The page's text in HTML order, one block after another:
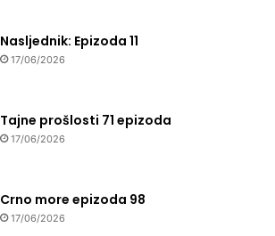
Nasljednik: Epizoda 11
17/06/2026
Tajne prošlosti 71 epizoda
17/06/2026
Crno more epizoda 98
17/06/2026